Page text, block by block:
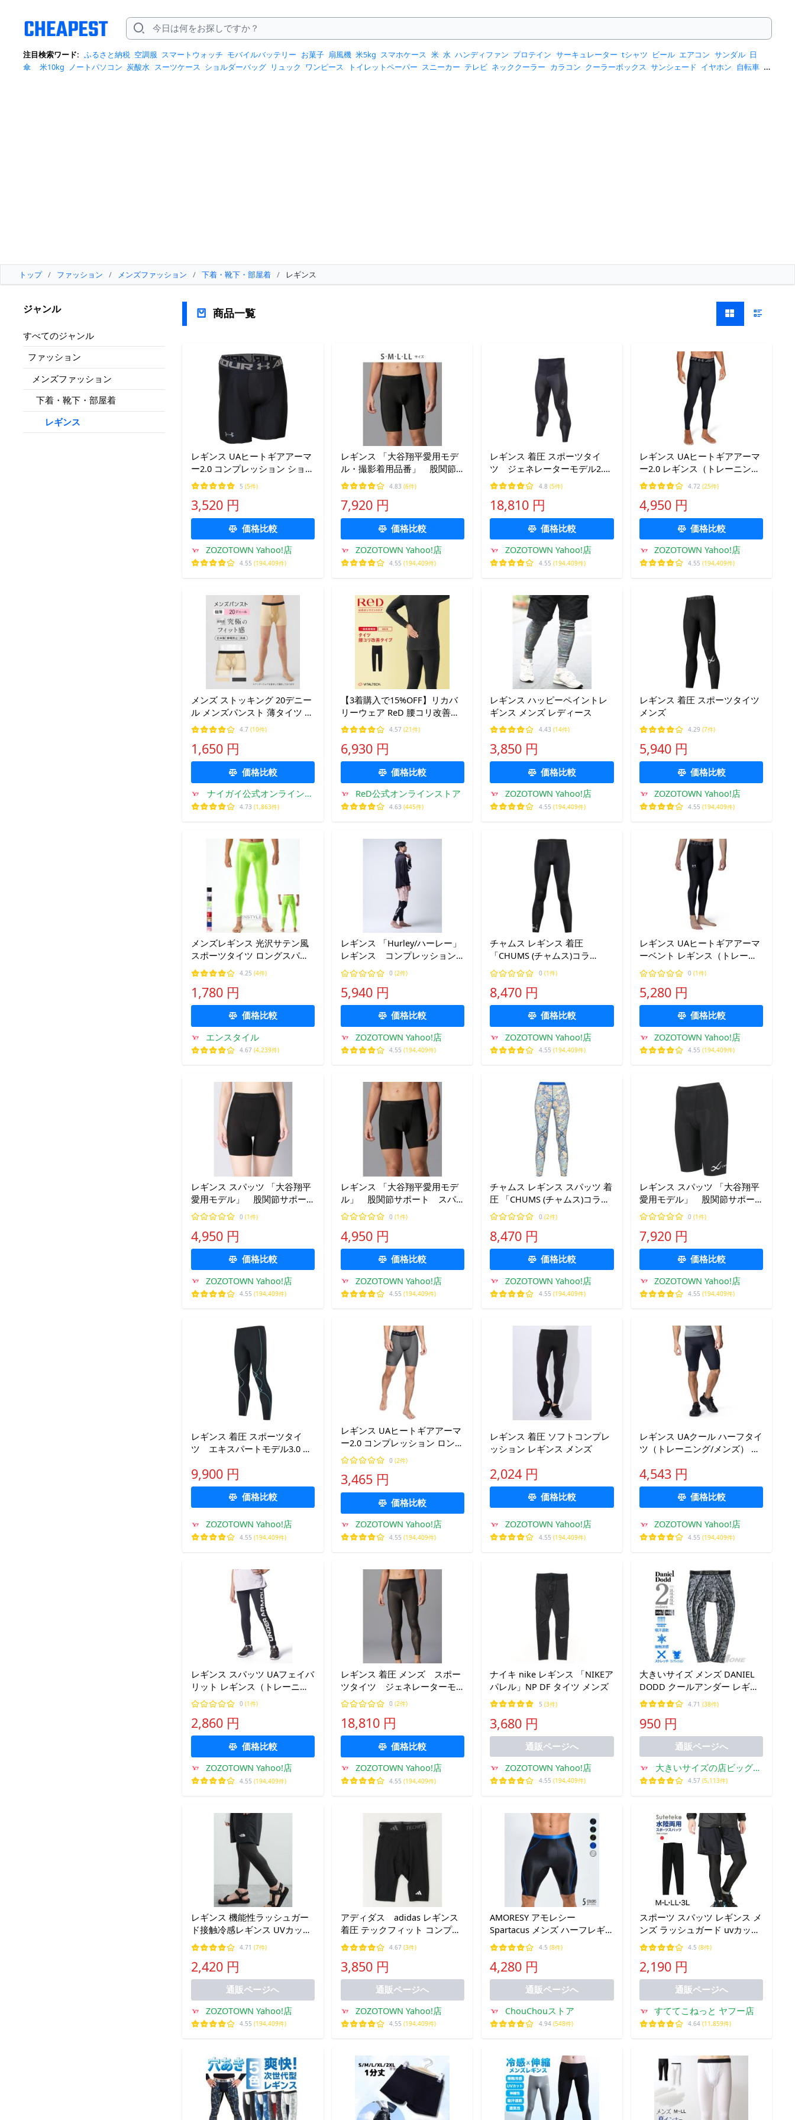
注目検索ワード: ふるさと納税 空調服 スマートウォッチ モバイルバッテリー お菓子 扇風機 米5kg スマホケース 米 水 ハンディファン プロテイン サーキュレーター tシャツ ビール エアコン サンダル 日
傘
米10kg ノートパソコン 炭酸水 スーツケース ショルダーバッグ リュック ワンピース トイレットペーパー スニーカー テレビ ネッククーラー カラコン クーラーボックス サンシェード イヤホン 自転車 ス
トップ / ファッション / メンズファッション / 下着・靴下・部屋着 / レギンス
ジャンル
すべてのジャンル
ファッション
メンズファッション
下着・靴下・部屋着
レギンス
商品一覧
レギンス UAヒートギアアーマ
ー2.0 コンプレッション ショー
ツ（トレーニング/メンズ） メ
ンズ
5 (5件)
3,520 円
価格比較
ZOZOTOWN Yahoo!店
4.55 (194,409件)
レギンス 「大谷翔平愛用モデ
ル・撮影着用品番」 股関節
サポート タイツ 5分丈 メン
ズ
4.83 (6件)
7,920 円
価格比較
ZOZOTOWN Yahoo!店
4.55 (194,409件)
レギンス 着圧 スポーツタイ
ツ ジェネレーターモデル2.0
メンズ
4.8 (5件)
18,810 円
価格比較
ZOZOTOWN Yahoo!店
4.55 (194,409件)
レギンス UAヒートギアアーマ
ー2.0 レギンス（トレーニング/
メンズ） メンズ
4.72 (25件)
4,950 円
価格比較
ZOZOTOWN Yahoo!店
4.55 (194,409件)
メンズ ストッキング 20デニー
ル メンズパンスト 薄タイツ パ
ンスト 男性用タイツ 前開き 消
臭加工 ナイガイ 防寒 暖 イン
ナー最短翌日発送 92612707
4.7 (10件)
1,650 円
価格比較
ナイガイ公式オンラインシ
ョップ
4.73 (1,863件)
【3着購入で15%OFF】リカバ
リーウェア ReD 腰コリ改善タ
イツ リカバリーウエア タイツ
メンズ インナー 下着 男性 ギ
フト プレゼント 一般医療機器
4.57 (21件)
6,930 円
価格比較
ReD公式オンラインストア
4.63 (445件)
レギンス ハッピーペイントレ
ギンス メンズ レディース
4.43 (14件)
3,850 円
価格比較
ZOZOTOWN Yahoo!店
4.55 (194,409件)
レギンス 着圧 スポーツタイツ
メンズ
4.29 (7件)
5,940 円
価格比較
ZOZOTOWN Yahoo!店
4.55 (194,409件)
メンズレギンス 光沢サテン風
スポーツタイツ ロングスパッ
ツ enstyle エンスタイル x7132
4.25 (4件)
1,780 円
価格比較
エンスタイル
4.67 (4,239件)
レギンス 「Hurley/ハーレー」
レギンス コンプレッション
ラッシュガード ファント
ム UPF50+ 吸汗速乾
PHANTOM OAO COMP
LEGGINGS メンズ
0 (2件)
5,940 円
価格比較
ZOZOTOWN Yahoo!店
4.55 (194,409件)
チャムス レギンス 着圧
「CHUMS (チャムス)コラ
ボ」 スポーツタイツ メンズ
0 (1件)
8,470 円
価格比較
ZOZOTOWN Yahoo!店
4.55 (194,409件)
レギンス UAヒートギアアーマ
ーベント レギンス（トレーニ
ング/メンズ） メンズ
0 (1件)
5,280 円
価格比較
ZOZOTOWN Yahoo!店
4.55 (194,409件)
レギンス スパッツ 「大谷翔平
愛用モデル」 股関節サポー
ト スパッツ 2分丈 レディー
ス
0 (1件)
4,950 円
価格比較
ZOZOTOWN Yahoo!店
4.55 (194,409件)
レギンス 「大谷翔平愛用モデ
ル」 股関節サポート スパ
ッツ 2分丈 メンズ
0 (1件)
4,950 円
価格比較
ZOZOTOWN Yahoo!店
4.55 (194,409件)
チャムス レギンス スパッツ 着
圧 「CHUMS (チャムス)コラ
ボ」 スポーツタイツ レディ
ース
0 (2件)
8,470 円
価格比較
ZOZOTOWN Yahoo!店
4.55 (194,409件)
レギンス スパッツ 「大谷翔平
愛用モデル」 股関節サポー
ト タイツ 5分丈 レディース
0 (1件)
7,920 円
価格比較
ZOZOTOWN Yahoo!店
4.55 (194,409件)
レギンス 着圧 スポーツタイ
ツ エキスパートモデル3.0 メ
9,900 円
価格比較
ZOZOTOWN Yahoo!店
4.55 (194,409件)
レギンス UAヒートギアアーマ
ー2.0 コンプレッション ロング
ショーツ（トレーニング/メン
ズ） メンズ
0 (2件)
3,465 円
価格比較
ZOZOTOWN Yahoo!店
4.55 (194,409件)
レギンス 着圧 ソフトコンプレ
ッション レギンス メンズ
2,024 円
価格比較
ZOZOTOWN Yahoo!店
4.55 (194,409件)
レギンス UAクール ハーフタイ
ツ（トレーニング/メンズ） メ
4,543 円
価格比較
ZOZOTOWN Yahoo!店
4.55 (194,409件)
レギンス スパッツ UAフェイバ
リット レギンス（トレーニン
グ/KIDS） キッズ 子供 女の子
0 (1件)
2,860 円
価格比較
ZOZOTOWN Yahoo!店
4.55 (194,409件)
レギンス 着圧 メンズ スポー
ツタイツ ジェネレーターモ
デル クール メンズ
0 (2件)
18,810 円
価格比較
ZOZOTOWN Yahoo!店
4.55 (194,409件)
ナイキ nike レギンス 「NIKEア
パレル」NP DF タイツ メンズ
5 (3件)
3,680 円
通販ページへ
ZOZOTOWN Yahoo!店
4.55 (194,409件)
大きいサイズ メンズ DANIEL
DODD クールアンダー レギン
ス 吸汗速乾 ストレッチ 接触涼
感 azit-219002
4.71 (38件)
950 円
通販ページへ
大きいサイズの店ビッグエ
ムワン
4.57 (5,113件)
レギンス 機能性ラッシュガー
ド接触冷感レギンス UVカット
日焼け対策 メンズ
4.71 (7件)
2,420 円
通販ページへ
ZOZOTOWN Yahoo!店
4.55 (194,409件)
アディダス adidas レギンス
着圧 テックフィット コンプレ
ッション トレーニング ショー
トレギンス / アディダス
adidas メンズ
4.67 (3件)
3,850 円
通販ページへ
ZOZOTOWN Yahoo!店
4.55 (194,409件)
AMORESY アモレシー
Spartacus メンズ ハーフレギ
ンス ベースレイヤー スパッツ
ストレッチナイロン 膝丈 レギ
ンス ももひき 光沢 サポーター
ジム トレーニング
4.5 (8件)
4,280 円
通販ページへ
ChouChouストア
4.94(548件)
スポーツ スパッツ レギンス メ
ンズ ラッシュガード uvカット
M-L〜3L 日本製 10分丈 黒 接触
冷感 水着 スポーツインナー ス
イムレギンス
4.5 (8件)
2,190 円
通販ページへ
すててこねっと ヤフー店
4.64 (11,859件)